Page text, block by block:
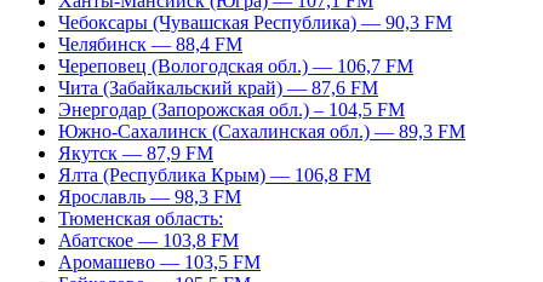
Чебоксары (Чувашская Республика) — 90,3 FM
Челябинск — 88,4 FM
Череповец (Вологодская обл.) — 106,7 FM
Чита (Забайкальский край) — 87,6 FM
Энергодар (Запорожская обл.) – 104,5 FM
Южно-Сахалинск (Сахалинская обл.) — 89,3 FM
Якутск — 87,9 FM
Ялта (Республика Крым) — 106,8 FM
Ярославль — 98,3 FM
Тюменская область:
Абатское — 103,8 FM
Аромашево — 103,5 FM